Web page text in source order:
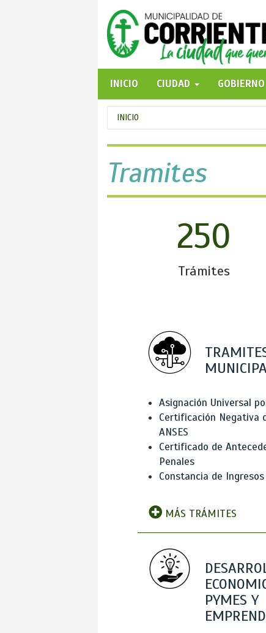
INICIO
CIUDAD GOBIERNO
Se
encuentra
usted
aquí
INICIO
Tramites
250
Trámites
Asignación Universal
Certificación Negativa
ANSES
Certificado de
Penales
Constancia de
MÁS TRÁMITES
PYMES Y